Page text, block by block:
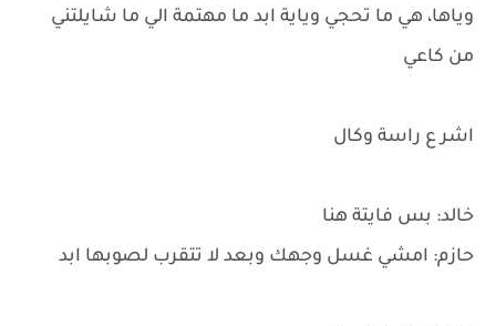
وياها، هي ما تحجي وياية ابد ما مهتمة الي ما شايلتني
من كاعي
اشر ع راسة وكال
خالد: بس فايتة هنا
حازم: امشي غسل وجهك وبعد لا تتقرب لصوبها ابد